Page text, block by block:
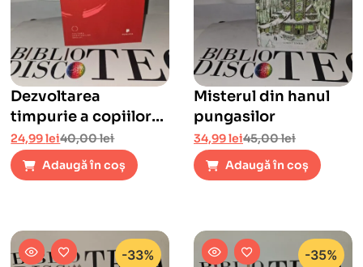
Dezvoltarea
timpurie a copiilor
romi: factori de risc
si factori de
protectie
40,00lei
24,99lei
Adaugă în coș
Misterul din hanul
pungasilor
45,00lei
34,99lei
Adaugă în coș
-33% -35%